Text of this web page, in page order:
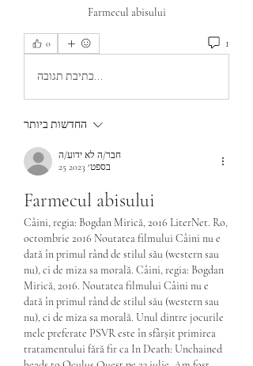
Farmecul abisului
0 1
כתיבת תגובה...
החדשות ביותר
חבר/ה לא ידוע/ה
25 בספט׳ 2023
Farmecul abisului
Câini, regia: Bogdan Mirică, 2016 LiterNet. Ro,
octombrie 2016 Noutatea filmului Câini nu e
dată în primul rând de stilul său (western sau
nu), ci de miza sa morală. Câini, regia: Bogdan
Mirică, 2016. Noutatea filmului Câini nu e
dată în primul rând de stilul său (western sau
nu), ci de miza sa morală. Unul dintre jocurile
mele preferate PSVR este în sfârșit primirea
tratamentului fără fir ca In Death: Unchained